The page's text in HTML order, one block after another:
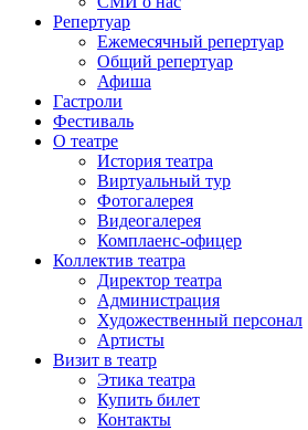
Репертуар
Ежемесячный репертуар
Общий репертуар
Афиша
Гастроли
Фестиваль
О театре
История театра
Виртуальный тур
Фотогалерея
Видеогалерея
Комплаенс-офицер
Коллектив театра
Директор театра
Администрация
Художественный персонал
Артисты
Визит в театр
Этика театра
Купить билет
Контакты